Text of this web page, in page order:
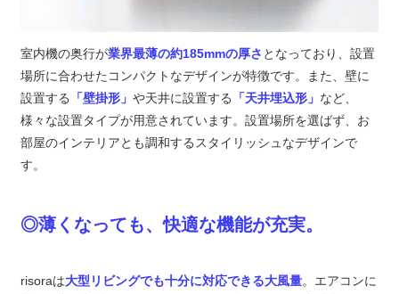
室内機の奥行が業界最薄の約185mmの厚さ となっており、設置
場所に合わせたコンパクトなデザインが特徴です。また、壁に
設置する
「壁掛形」や天井に設置する 「天井埋込形」 など、
様々な設置タイプが用意されています。設置場所を選ばず、お
部屋のインテリアとも調和するスタイリッシュなデザインで
す。
◎薄くなっても、快適な機能が充実。
risoraは大型リビングでも十分に対応できる大風量。エアコンに